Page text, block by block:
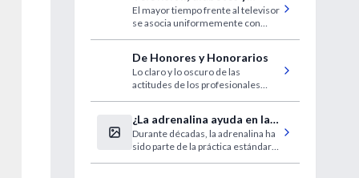
enfermedad cardiovascular
El mayor tiempo frente al televisor
se asocia uniformemente con
mortal o no mortal y mortalidad
por todas las causas.
De Honores y Honorarios
Lo claro y lo oscuro de las
actitudes de los profesionales
¿La adrenalina ayuda en la
supervivencia al paro
cardíaco?
Durante décadas, la adrenalina ha
sido parte de la práctica estándar